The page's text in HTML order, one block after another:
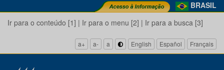
BRASIL
Ir para o conteúdo [1] | Ir para o menu [2] | Ir para a busca [3]
a+ a- a English Español Français